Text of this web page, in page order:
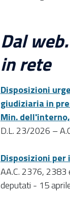
Dal
in rete
Disposizioni
giudiziaria in
Min.
D.L. 23/2026 –
Disposizioni
AA.C. 2376, 2383
deputati - 15